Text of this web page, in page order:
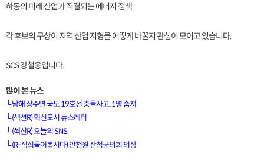
하동의 미래 산업과 직결되는 에너지 정책.
각 후보의 구상이 지역 산업 지형을 어떻게 바꿀지 관심이 모이고 있습니다.
SCS 강철웅입니다.
많이 본 뉴스
└남해 상주면 국도 19호선 충돌사고..1명 숨져
└(섹션R) 혁신도시 뉴스레터
└(섹션R) 오늘의 SNS
└(R-직접들어봅시다) 안천원 산청군의회 의장
[VOD공지] 청춘초이스 이용금액 변경 안내